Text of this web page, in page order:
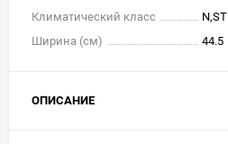
Климатический класс
N,ST
Ширина (см)
44.5
ОПИСАНИЕ